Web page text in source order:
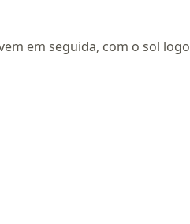
em seguida, com o sol logo